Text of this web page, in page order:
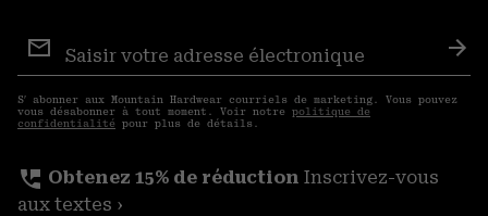
aux
courriels
S′ abonner aux Mountain Hardwear courriels de marketing. Vous pouvez
vous désabonner à tout moment. Voir notre politique de
confidentialité pour plus de détails.
perm_phone_msg Obtenez 15% de réduction Inscrivez-vous
aux textes ›